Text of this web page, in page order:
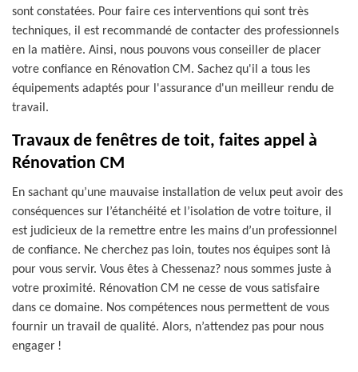
sont constatées. Pour faire ces interventions qui sont très
techniques, il est recommandé de contacter des professionnels
en la matière. Ainsi, nous pouvons vous conseiller de placer
votre confiance en Rénovation CM. Sachez qu'il a tous les
équipements adaptés pour l'assurance d'un meilleur rendu de
travail.
Travaux de fenêtres de toit, faites appel à
Rénovation CM
En sachant qu’une mauvaise installation de velux peut avoir des
conséquences sur l’étanchéité et l’isolation de votre toiture, il
est judicieux de la remettre entre les mains d’un professionnel
de confiance. Ne cherchez pas loin, toutes nos équipes sont là
pour vous servir. Vous êtes à Chessenaz? nous sommes juste à
votre proximité. Rénovation CM ne cesse de vous satisfaire
dans ce domaine. Nos compétences nous permettent de vous
fournir un travail de qualité. Alors, n’attendez pas pour nous
engager !